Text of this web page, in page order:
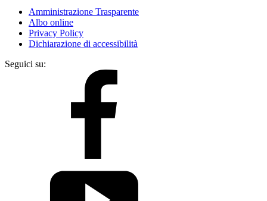
Amministrazione Trasparente
Albo online
Privacy Policy
Dichiarazione di accessibilità
Seguici su: